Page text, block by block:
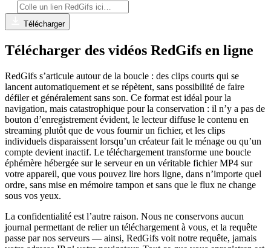
Télécharger
Télécharger des vidéos RedGifs en ligne
RedGifs s’articule autour de la boucle : des clips courts qui se
lancent automatiquement et se répètent, sans possibilité de faire
défiler et généralement sans son. Ce format est idéal pour la
navigation, mais catastrophique pour la conservation : il n’y a pas de
bouton d’enregistrement évident, le lecteur diffuse le contenu en
streaming plutôt que de vous fournir un fichier, et les clips
individuels disparaissent lorsqu’un créateur fait le ménage ou qu’un
compte devient inactif. Le téléchargement transforme une boucle
éphémère hébergée sur le serveur en un véritable fichier MP4 sur
votre appareil, que vous pouvez lire hors ligne, dans n’importe quel
ordre, sans mise en mémoire tampon et sans que le flux ne change
sous vos yeux.
La confidentialité est l’autre raison. Nous ne conservons aucun
journal permettant de relier un téléchargement à vous, et la requête
passe par nos serveurs — ainsi, RedGifs voit notre requête, jamais